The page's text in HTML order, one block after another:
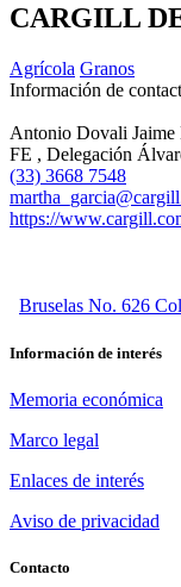
CARGILL
Agrícola Granos
Información de
Antonio Dovali Jaime
FE , Delegación
(33) 3668 7548
https://
Bruselas No. 626
Información de interés
Memoria económica
Marco legal
Enlaces de interés
Aviso de privacidad
Contacto